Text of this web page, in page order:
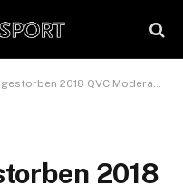
Moderatoren? – Die ganze Wahrheit hinter dem Suchbegriff
2018